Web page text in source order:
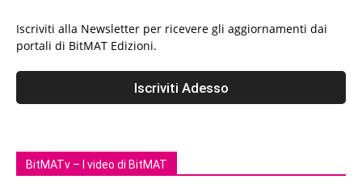
Iscriviti alla Newsletter per ricevere gli aggiornamenti dai
portali di BitMAT Edizioni.
BitMATv – I video di BitMAT